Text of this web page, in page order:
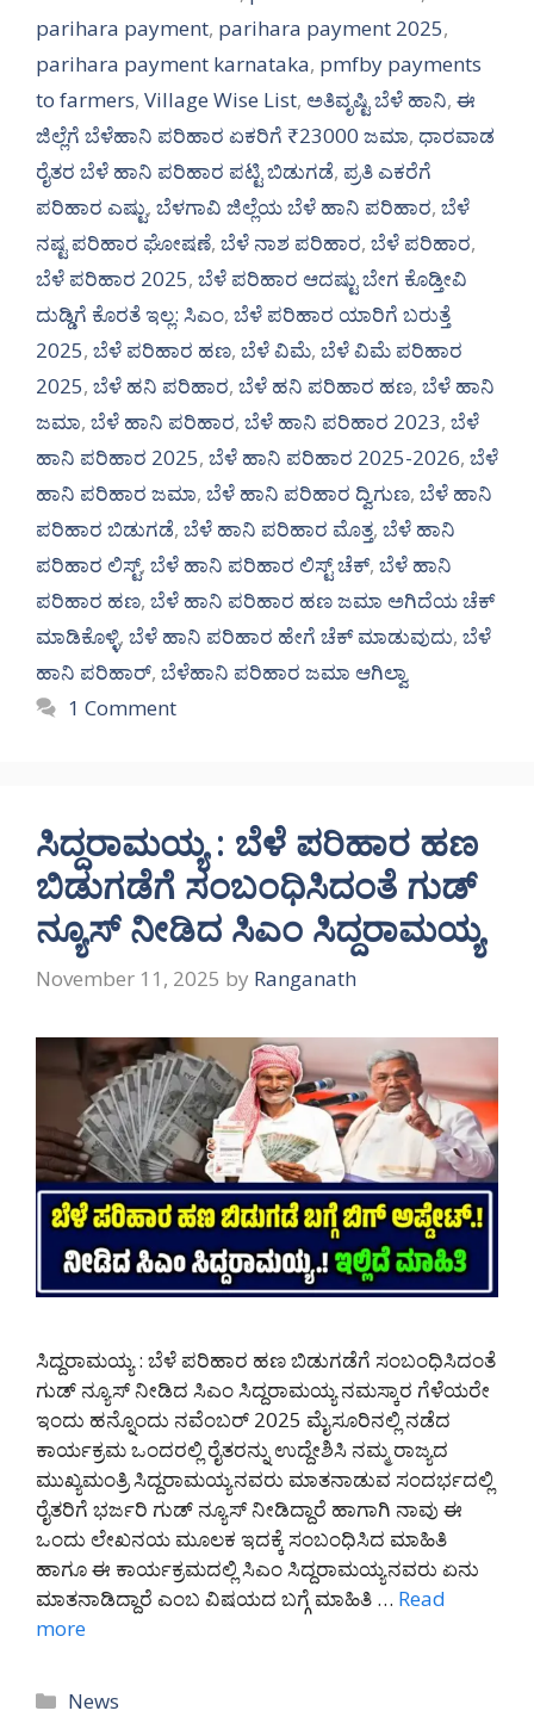
parihara payment, parihara payment 2025,
parihara payment karnataka, pmfby payments
to farmers, Village Wise List, ಅತಿವೃಷ್ಟಿ ಬೆಳೆ ಹಾನಿ, ಈ
ಜಿಲ್ಲೆಗೆ ಬೆಳೆಹಾನಿ ಪರಿಹಾರ ಏಕರಿಗೆ ₹23000 ಜಮಾ, ಧಾರವಾಡ
ರೈತರ ಬೆಳೆ ಹಾನಿ ಪರಿಹಾರ ಪಟ್ಟಿ ಬಿಡುಗಡೆ, ಪ್ರತಿ ಎಕರೆಗೆ
ಪರಿಹಾರ ಎಷ್ಟು, ಬೆಳಗಾವಿ ಜಿಲ್ಲೆಯ ಬೆಳೆ ಹಾನಿ ಪರಿಹಾರ, ಬೆಳೆ
ನಷ್ಟ ಪರಿಹಾರ ಘೋಷಣೆ, ಬೆಳೆ ನಾಶ ಪರಿಹಾರ, ಬೆಳೆ ಪರಿಹಾರ,
ಬೆಳೆ ಪರಿಹಾರ 2025, ಬೆಳೆ ಪರಿಹಾರ ಆದಷ್ಟು ಬೇಗ ಕೊಡ್ತೀವಿ
ದುಡ್ಡಿಗೆ ಕೊರತೆ ಇಲ್ಲ: ಸಿಎಂ, ಬೆಳೆ ಪರಿಹಾರ ಯಾರಿಗೆ ಬರುತ್ತೆ
2025, ಬೆಳೆ ಪರಿಹಾರ ಹಣ, ಬೆಳೆ ವಿಮೆ, ಬೆಳೆ ವಿಮೆ ಪರಿಹಾರ
2025, ಬೆಳೆ ಹನಿ ಪರಿಹಾರ, ಬೆಳೆ ಹನಿ ಪರಿಹಾರ ಹಣ, ಬೆಳೆ ಹಾನಿ
ಜಮಾ, ಬೆಳೆ ಹಾನಿ ಪರಿಹಾರ, ಬೆಳೆ ಹಾನಿ ಪರಿಹಾರ 2023, ಬೆಳೆ
ಹಾನಿ ಪರಿಹಾರ 2025, ಬೆಳೆ ಹಾನಿ ಪರಿಹಾರ 2025-2026, ಬೆಳೆ
ಹಾನಿ ಪರಿಹಾರ ಜಮಾ, ಬೆಳೆ ಹಾನಿ ಪರಿಹಾರ ದ್ವಿಗುಣ, ಬೆಳೆ ಹಾನಿ
ಪರಿಹಾರ ಬಿಡುಗಡೆ, ಬೆಳೆ ಹಾನಿ ಪರಿಹಾರ ಮೊತ್ತ, ಬೆಳೆ ಹಾನಿ
ಪರಿಹಾರ ಲಿಸ್ಟ್, ಬೆಳೆ ಹಾನಿ ಪರಿಹಾರ ಲಿಸ್ಟ್ ಚೆಕ್, ಬೆಳೆ ಹಾನಿ
ಪರಿಹಾರ ಹಣ, ಬೆಳೆ ಹಾನಿ ಪರಿಹಾರ ಹಣ ಜಮಾ ಅಗಿದೆಯ ಚೆಕ್
ಮಾಡಿಕೊಳ್ಳಿ, ಬೆಳೆ ಹಾನಿ ಪರಿಹಾರ ಹೇಗೆ ಚೆಕ್ ಮಾಡುವುದು, ಬೆಳೆ
ಹಾನಿ ಪರಿಹಾರ್, ಬೆಳೆಹಾನಿ ಪರಿಹಾರ ಜಮಾ ಆಗಿಲ್ವಾ
1 Comment
ಸಿದ್ದರಾಮಯ್ಯ : ಬೆಳೆ ಪರಿಹಾರ ಹಣ
ಬಿಡುಗಡೆಗೆ ಸಂಬಂಧಿಸಿದಂತೆ ಗುಡ್
ನ್ಯೂಸ್ ನೀಡಿದ ಸಿಎಂ ಸಿದ್ದರಾಮಯ್ಯ
November 11, 2025 by Ranganath
ಸಿದ್ದರಾಮಯ್ಯ : ಬೆಳೆ ಪರಿಹಾರ ಹಣ ಬಿಡುಗಡೆಗೆ ಸಂಬಂಧಿಸಿದಂತೆ
ಗುಡ್ ನ್ಯೂಸ್ ನೀಡಿದ ಸಿಎಂ ಸಿದ್ದರಾಮಯ್ಯ ನಮಸ್ಕಾರ ಗೆಳೆಯರೇ
ಇಂದು ಹನ್ನೊಂದು ನವೆಂಬರ್ 2025 ಮೈಸೂರಿನಲ್ಲಿ ನಡೆದ
ಕಾರ್ಯಕ್ರಮ ಒಂದರಲ್ಲಿ ರೈತರನ್ನು ಉದ್ದೇಶಿಸಿ ನಮ್ಮ ರಾಜ್ಯದ
ಮುಖ್ಯಮಂತ್ರಿ ಸಿದ್ದರಾಮಯ್ಯನವರು ಮಾತನಾಡುವ ಸಂದರ್ಭದಲ್ಲಿ
ರೈತರಿಗೆ ಭರ್ಜರಿ ಗುಡ್ ನ್ಯೂಸ್ ನೀಡಿದ್ದಾರೆ ಹಾಗಾಗಿ ನಾವು ಈ
ಒಂದು ಲೇಖನಯ ಮೂಲಕ ಇದಕ್ಕೆ ಸಂಬಂಧಿಸಿದ ಮಾಹಿತಿ
ಹಾಗೂ ಈ ಕಾರ್ಯಕ್ರಮದಲ್ಲಿ ಸಿಎಂ ಸಿದ್ದರಾಮಯ್ಯನವರು ಏನು
ಮಾತನಾಡಿದ್ದಾರೆ ಎಂಬ ವಿಷಯದ ಬಗ್ಗೆ ಮಾಹಿತಿ … Read
more
Categories
News